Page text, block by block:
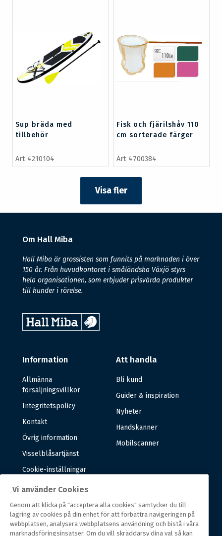
Sup bräda med
tillbehör
Art 4210104
Fisk och fjärilshåv 110
cm sorterade färger
Art 4700384
Visa fler
Om Hall Miba
Hall Miba är grossisten som funnits på marknaden i över
150 år. Från huvudkontoret i småländska Växjö styrs
hela organisationen, som erbjuder prisvärda produkter
till kunder i rörelse.
Information
Allmänna
försäljningsvillkor
Integritetspolicy
Kontakt
Övrig information
Visselblåsartjänst
Cookie-inställningar
Att handla
Bli kund
Guider & inspiration
Nyheter
Handskanner
Mobilscanner
Om oss
Vi använder Cookies
Genom att klicka på "acceptera alla cookies" samtycker du till
lagring av cookies på din enhet för att förbättra navigeringen på
webbplatsen, analysera webbplatsens användning och bistå i våra
marknadsföringsinsatser. Om du vill skräddarsy dina val så kan